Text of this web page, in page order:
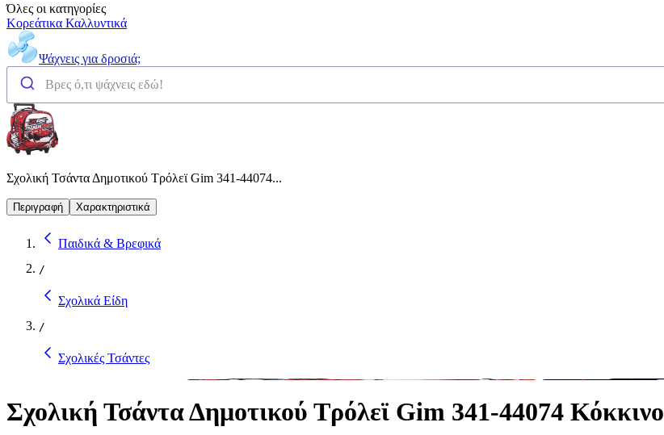
Όλες οι κατηγορίες
Κορεάτικα Καλλυντικά
Ψάχνεις για δροσιά;
Σχολική Τσάντα Δημοτικού Τρόλεϊ Gim 341-44074...
Περιγραφή Χαρακτηριστικά
Παιδικά & Βρεφικά
/
Σχολικά Είδη
/
Σχολικές Τσάντες
Σχολική Τσάντα Δημοτικού Τρόλεϊ Gim 341-44074 Κόκκινο